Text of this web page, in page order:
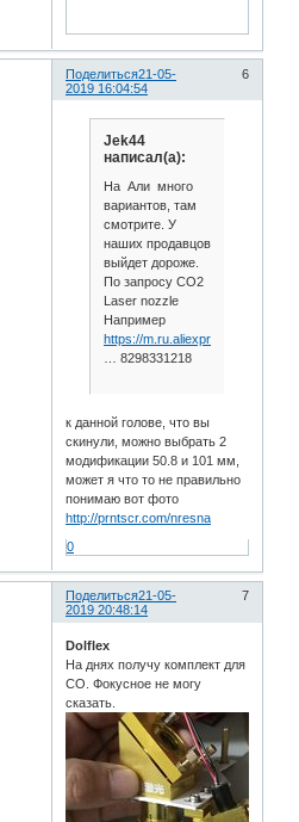
Поделиться 6
21-05-
2019 16:04:54
Jek44
написал(а):
На Али много
вариантов, там
смотрите. У
наших продавцов
выйдет дороже.
По запросу CO2
Laser nozzle
Например
https://m.ru.aliexpress.com/item/
… 8298331218
к данной голове, что вы
скинули, можно выбрать 2
модификации 50.8 и 101 мм,
может я что то не правильно
понимаю вот фото
http://prntscr.com/nresna
0
Поделиться 7
21-05-
2019 20:48:14
Dolflex
На днях получу комплект для
СО. Фокусное не могу
сказать.